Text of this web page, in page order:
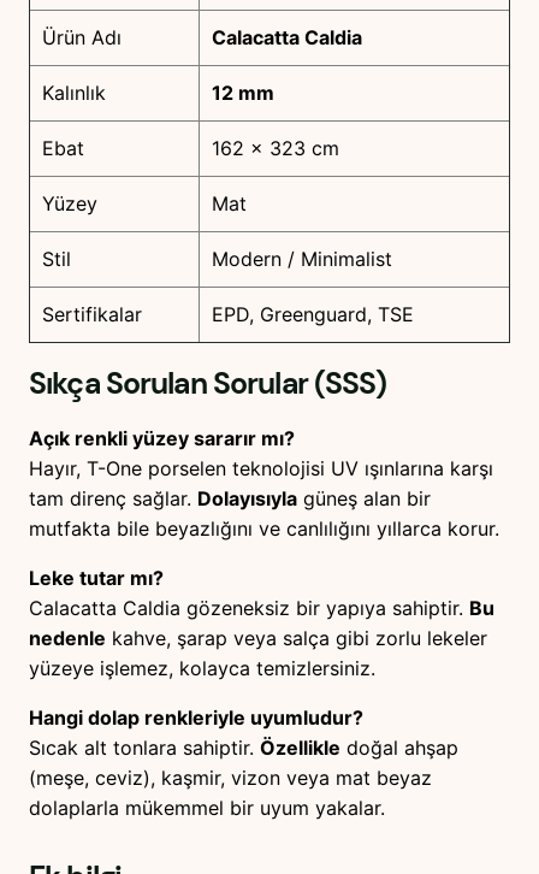
Ürün Adı Calacatta Caldia
Kalınlık 12 mm
Ebat 162 x 323 cm
Yüzey Mat
Stil Modern / Minimalist
Sertifikalar EPD, Greenguard, TSE
Sıkça Sorulan Sorular (SSS)
Açık renkli yüzey sararır mı?
Hayır, T-One porselen teknolojisi UV ışınlarına karşı
tam direnç sağlar. Dolayısıyla güneş alan bir
mutfakta bile beyazlığını ve canlılığını yıllarca korur.
Leke tutar mı?
Calacatta Caldia gözeneksiz bir yapıya sahiptir. Bu
nedenle kahve, şarap veya salça gibi zorlu lekeler
yüzeye işlemez, kolayca temizlersiniz.
Hangi dolap renkleriyle uyumludur?
Sıcak alt tonlara sahiptir. Özellikle doğal ahşap
(meşe, ceviz), kaşmir, vizon veya mat beyaz
dolaplarla mükemmel bir uyum yakalar.